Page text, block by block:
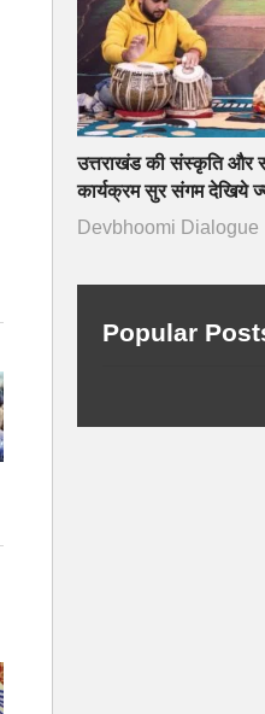
उत्तराखंड की संस्कृति और
कार्यक्रम सुर संगम देखिये
Devbhoomi Dialogue
Popular